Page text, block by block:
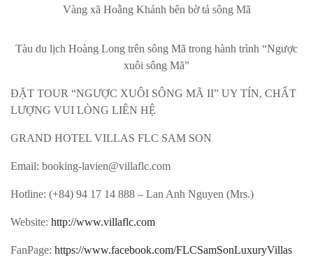
Vàng xã Hoằng Khánh bên bờ tả sông Mã
Tàu du lịch Hoàng Long trên sông Mã trong hành trình “Ngược
xuôi sông Mã”
ĐẶT TOUR “NGƯỢC XUÔI SÔNG MÃ II” UY TÍN, CHẤT
LƯỢNG VUI LÒNG LIÊN HỆ
GRAND HOTEL VILLAS FLC SAM SON
Email: booking-lavien@villaflc.com
Hotline: ‎‎(+84) 94 17 14 888 – Lan Anh Nguyen (Mrs.)
Website: http://www.villaflc.com
FanPage: https://www.facebook.com/FLCSamSonLuxuryVillas